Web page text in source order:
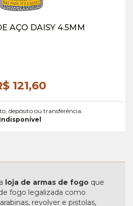
AÇO DAISY 4.5MM
121,60
depósito ou transferência.
Indisponível
loja de armas de fogo que
fogo legalizada como
revolver e pistolas,